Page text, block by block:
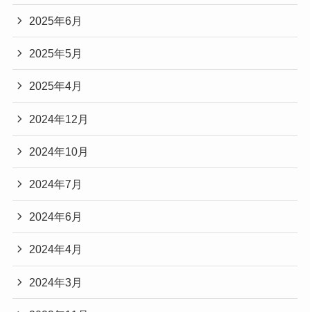
2025年6月
2025年5月
2025年4月
2024年12月
2024年10月
2024年7月
2024年6月
2024年4月
2024年3月